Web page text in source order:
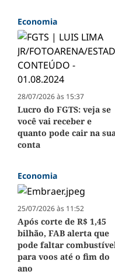
Economia
28/07/2026 às 15:37
Lucro do FGTS: veja se
você vai receber e
quanto pode cair na
conta
Economia
25/07/2026 às 11:52
Após corte de R$ 1,45
bilhão, FAB alerta que
pode faltar
para voos até o fim do
ano